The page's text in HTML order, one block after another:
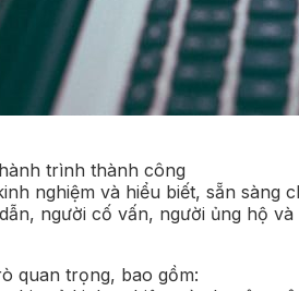
trình thành công
nghiệm và hiểu biết, sẵn
người cố vấn, người ủng hộ
quan trọng, bao gồm: